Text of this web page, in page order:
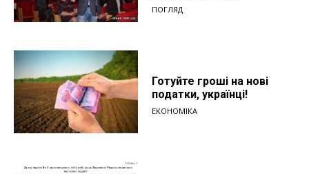
ПОГЛЯД
Готуйте гроші на нові
податки, українці!
ЕКОНОМІКА